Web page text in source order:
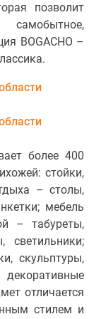
позволит
самобытное,
BOGACHO –
более 400
стойки,
– столы,
мебель
– табуреты,
светильники;
скульптуры,
отличается
стилем и